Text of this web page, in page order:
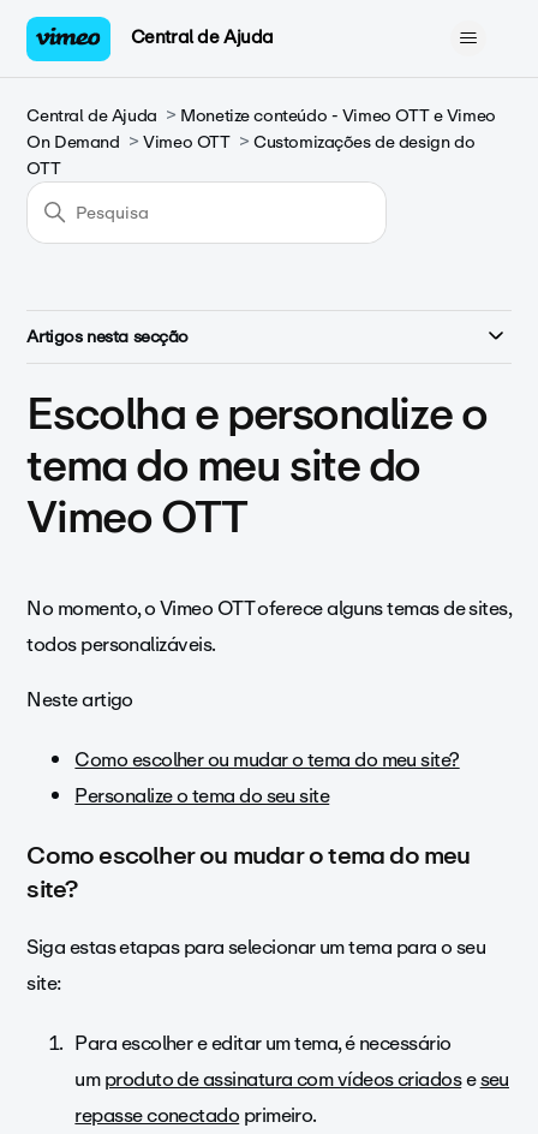
Central de Ajuda
Central de Ajuda
Monetize conteúdo - Vimeo OTT e Vimeo
On Demand
Vimeo OTT
Customizações de design do
OTT
Artigos nesta secção
Escolha e personalize o
tema do meu site do
Vimeo OTT
No momento, o Vimeo OTT oferece alguns temas de sites,
todos personalizáveis.
Neste artigo
Como escolher ou mudar o tema do meu site?
Personalize o tema do seu site
Como escolher ou mudar o tema do meu
site?
Siga estas etapas para selecionar um tema para o seu
site:
Para escolher e editar um tema, é necessário
umproduto de assinatura com vídeos criadoseseu
repasse conectadoprimeiro.